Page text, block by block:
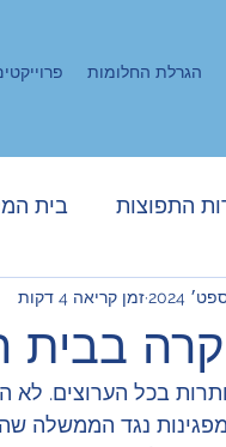
הגרלת החלומות
התפוצות בית
קהילה מול עם
סוף לטרור
בבית
זמן קריאה 4 דקות
בכל הערוצים. לא
נגד הממשלה